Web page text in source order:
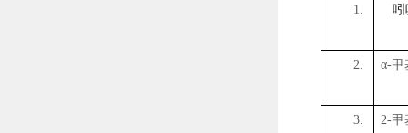
1. 吲
2. α-甲
3. 2-甲